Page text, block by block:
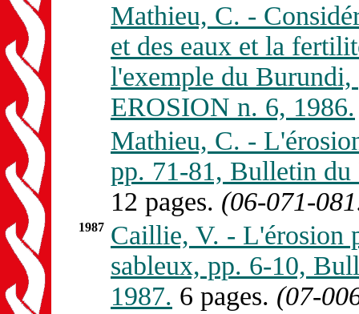
Mathieu, C. -
et des eaux et la
l'exemple du
EROSION n. 6, 1986.
Mathieu, C. -
pp. 71-81, Bulletin
12 pages. (06-071-
1987 Caillie, V. - L'érosion
sableux, pp. 6-10,
1987. 6 pages. (07-